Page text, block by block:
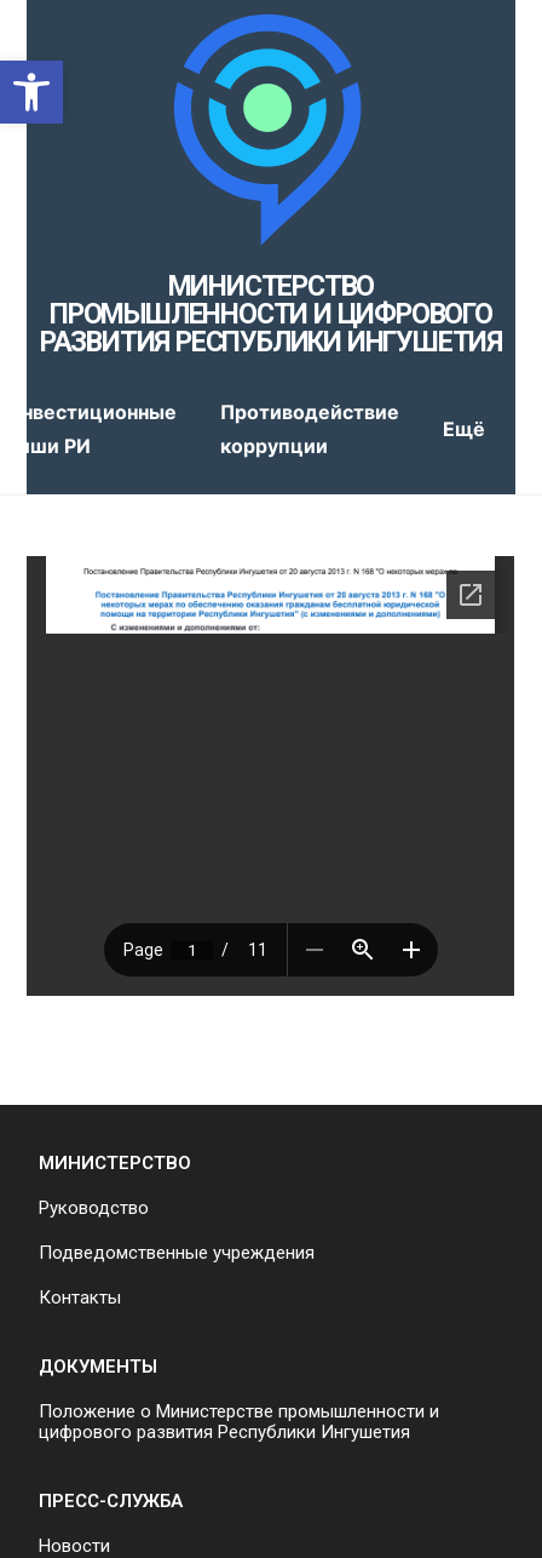
Открыть панель
МИНИСТЕРСТВО
ПРОМЫШЛЕННОСТИ И ЦИФРОВОГО
РАЗВИТИЯ РЕСПУБЛИКИ ИНГУШЕТИЯ
Инвестиционные
ниши РИ
Противодействие
коррупции
Ещё
МИНИСТЕРСТВО
Руководство
Подведомственные учреждения
Контакты
ДОКУМЕНТЫ
Положение о Министерстве промышленности и
цифрового развития Республики Ингушетия
ПРЕСС-СЛУЖБА
Новости